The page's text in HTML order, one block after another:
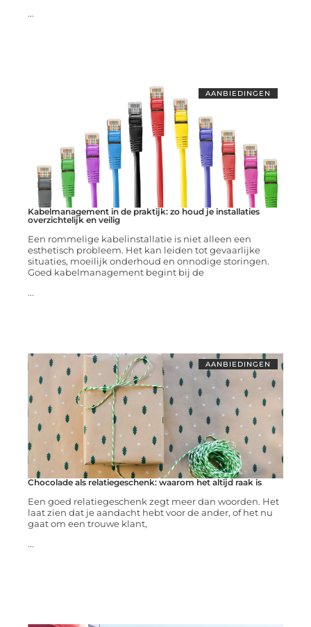
...
AANBIEDINGEN
Kabelmanagement in de praktijk: zo houd je installaties
overzichtelijk en veilig
Een rommelige kabelinstallatie is niet alleen een
esthetisch probleem. Het kan leiden tot gevaarlijke
situaties, moeilijk onderhoud en onnodige storingen.
Goed kabelmanagement begint bij de
...
AANBIEDINGEN
Chocolade als relatiegeschenk: waarom het altijd raak is
Een goed relatiegeschenk zegt meer dan woorden. Het
laat zien dat je aandacht hebt voor de ander, of het nu
gaat om een trouwe klant,
...